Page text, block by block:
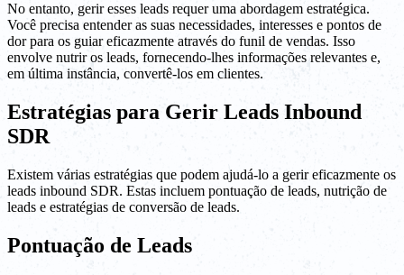
No entanto, gerir esses leads requer uma abordagem estratégica.
Você precisa entender as suas necessidades, interesses e pontos de
dor para os guiar eficazmente através do funil de vendas. Isso
envolve nutrir os leads, fornecendo-lhes informações relevantes e,
em última instância, convertê-los em clientes.
Estratégias para Gerir Leads Inbound
SDR
Existem várias estratégias que podem ajudá-lo a gerir eficazmente os
leads inbound SDR. Estas incluem pontuação de leads, nutrição de
leads e estratégias de conversão de leads.
Pontuação de Leads